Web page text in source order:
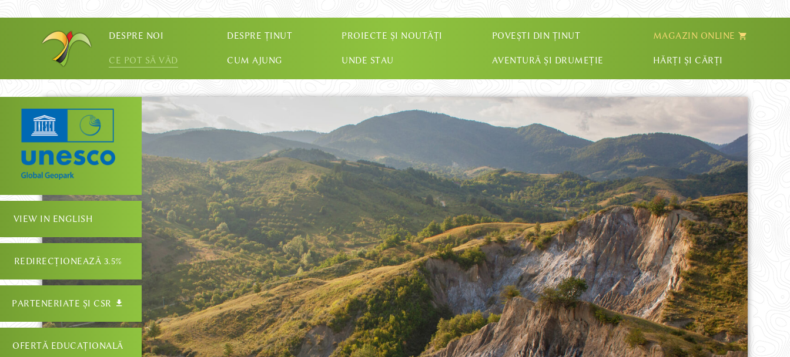
DESPRE NOI DESPRE ȚINUT PROIECTE ȘI NOUTĂȚI POVEȘTI DIN ȚINUT MAGAZIN ONLINE
CE POT SĂ VĂD CUM AJUNG UNDE STAU AVENTURĂ ȘI DRUMEȚIE HĂRȚI ȘI CĂRȚI
VIEW IN ENGLISH
REDIRECȚIONEAZĂ 3.5%
PARTENERIATE ȘI CSR
OFERTĂ EDUCAȚIONALĂ